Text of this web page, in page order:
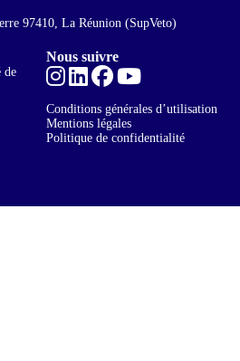
97410, La Réunion (SupVeto)
de
Nous suivre
Conditions générales d’utilisation
Mentions légales
Politique de confidentialité